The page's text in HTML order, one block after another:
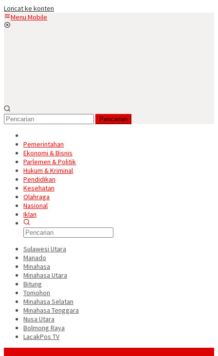
Loncat ke konten
Menu Mobile
Pencarian
Pemerintahan
Ekonomi & Bisnis
Parlemen & Politik
Hukum & Kriminal
Pendidikan
Kesehatan
Olahraga
Nasional
Iklan
Sulawesi Utara
Manado
Minahasa
Minahasa Utara
Bitung
Tomohon
Minahasa Selatan
Minahasa Tenggara
Nusa Utara
Bolmong Raya
LacakPos TV